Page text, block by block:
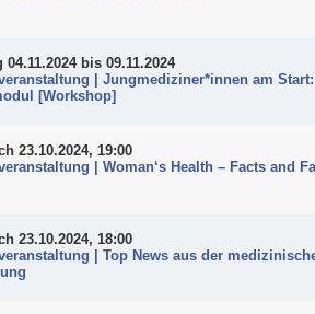
04.11.2024 bis 09.11.2024
| Jungmediziner*innen am Start:
[Workshop]
23.10.2024, 19:00
| Woman‘s Health – Facts and
23.10.2024, 18:00
| Top News aus der